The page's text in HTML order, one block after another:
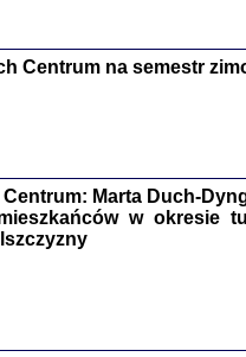
Zagłada
Studia i
Centrum na semestr
Marta Duch-
w okresie